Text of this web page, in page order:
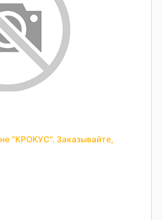
"КРОКУС". Заказывайте,